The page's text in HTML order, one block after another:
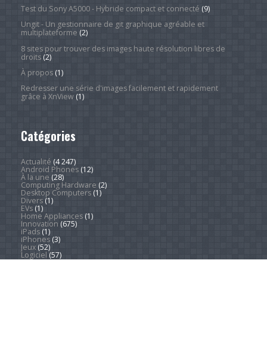
Test du Sony A5000 - Hybride compact et connecté (9)
Ungit - Un gestionnaire de git graphique agréable et
multiplateforme (2)
8 sites pour trouver des images haute résolution libres de
droits(2)
À propos(1)
Redresser une série d'images facilement et rapidement
grâce à XnView(1)
Catégories
Actualité (4 247)
Android Phones(12)
À la une (28)
Computing Hardware (2)
Desktop Computers(1)
Divers(1)
EVs(1)
Home Appliances(1)
Innovation (675)
iPads(1)
iPhones(3)
Jeux(52)
Logiciel (57)
Mobile(53)